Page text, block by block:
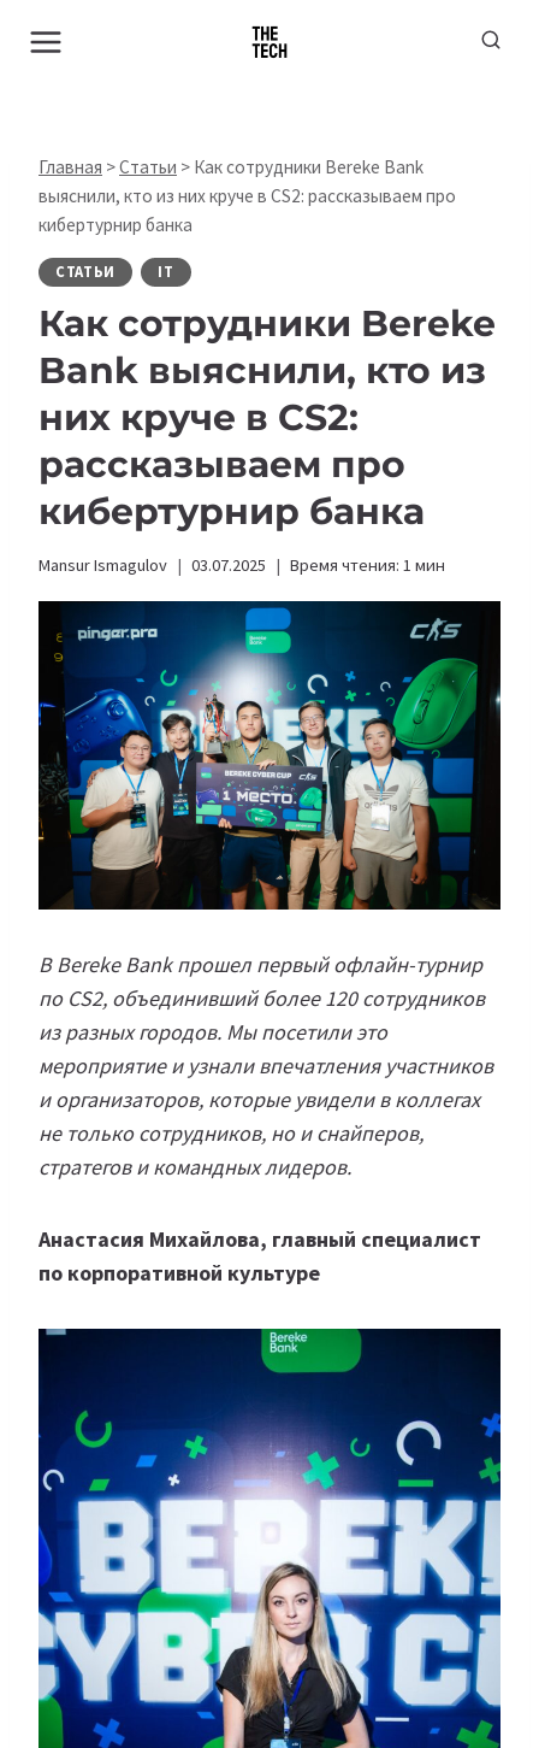
Главная >Статьи > Как сотрудники Bereke Bank
выяснили, кто из них круче в CS2: рассказываем про
кибертурнир банка
СТАТЬИ IT
Как сотрудники Bereke
Bank выяснили, кто из
них круче в CS2:
рассказываем про
кибертурнир банка
Mansur Ismagulov 03.07.2025 Время чтения: 1 мин
В Bereke Bank прошел первый офлайн-турнир
по CS2, объединивший более 120 сотрудников
из разных городов. Мы посетили это
мероприятие и узнали впечатления участников
и организаторов, которые увидели в коллегах
не только сотрудников, но и снайперов,
стратегов и командных лидеров.
Анастасия Михайлова, главный специалист
по корпоративной культуре